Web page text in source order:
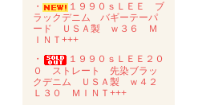
・
１９９０ｓＬＥＥ ブ
ラックデニム バギーテーパ
ード ＵＳＡ製 ｗ３６ Ｍ
ＩＮＴ+++
・
１９９０ｓＬＥＥ２０
０ ストレート 先染ブラッ
クデニム ＵＳＡ製 ｗ４２
Ｌ３０ ＭＩＮＴ+++